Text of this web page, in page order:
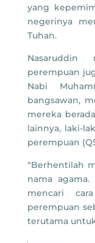
yang
negerinya
Tuhan.
Nasaruddin
perempuan
Nabi
bangsawan,
mereka
lainnya, laki-
perempuan
“Berhentilah
nama
mencari
perempuan
terutama